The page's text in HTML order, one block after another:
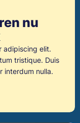
nu
adipiscing elit.
tristique. Duis
interdum nulla.